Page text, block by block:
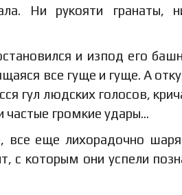
Ни рукояти гранаты,
и изпод его
все гуще и гуще. А
гул людских голосов,
частые громкие удары…
еще лихорадочно
с которым они успели